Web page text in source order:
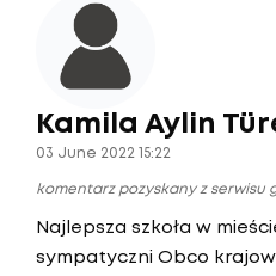
Kamila Aylin
03 June 2022 15:22
komentarz pozyskany z serwisu
Najlepsza szkoła w
sympatyczni Obco